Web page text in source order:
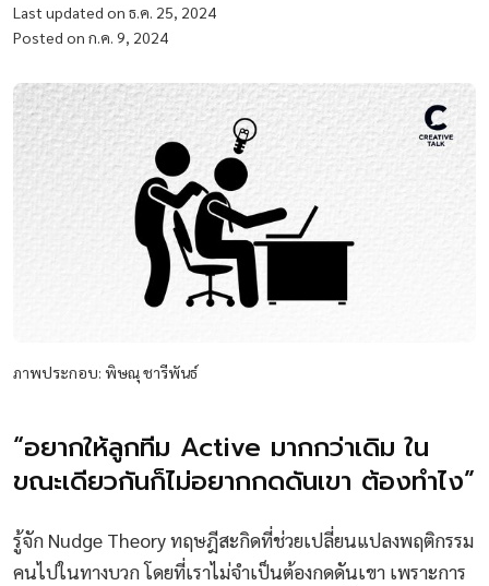
Last updated on ธ.ค. 25, 2024
Posted on ก.ค. 9, 2024
ภาพประกอบ: พิษณุ ชารีพันธ์
“อยากให้ลูกทีม Active มากกว่าเดิม ใน
ขณะเดียวกันก็ไม่อยากกดดันเขา ต้องทำไง”
รู้จัก Nudge Theory ทฤษฎีสะกิดที่ช่วยเปลี่ยนแปลงพฤติกรรม
คนไปในทางบวก โดยที่เราไม่จำเป็นต้องกดดันเขา เพราะการ